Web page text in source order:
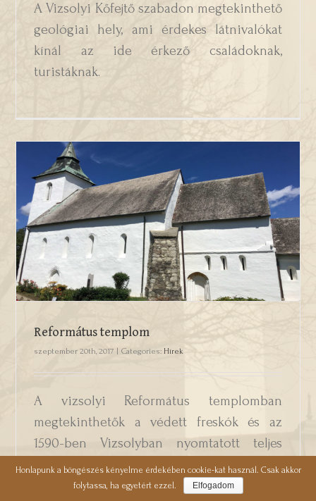
A Vizsolyi Kőfejtő szabadon megtekinthető
geológiai hely, ami érdekes látnivalókat
kínál az ide érkező családoknak,
turistáknak.
Református templom
Református templom
szeptember 20th, 2017 Categories: Hírek
A vizsolyi Református templomban
megtekinthetők a védett freskók és az
1590-ben Vizsolyban nyomtatott teljes
magyar nyelvű Vizsolyi (Károlyi) Biblia
egyik első kiadású példánya.
Honlapunk a böngészés kényelme érdekében cookie-kat használ. Csak akkor
folytassa, ha egyetért ezzel.
Elfogadom